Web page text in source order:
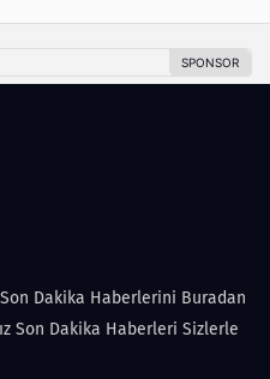
Dakika Haberlerini Buradan
Son Dakika Haberleri Sizlerle